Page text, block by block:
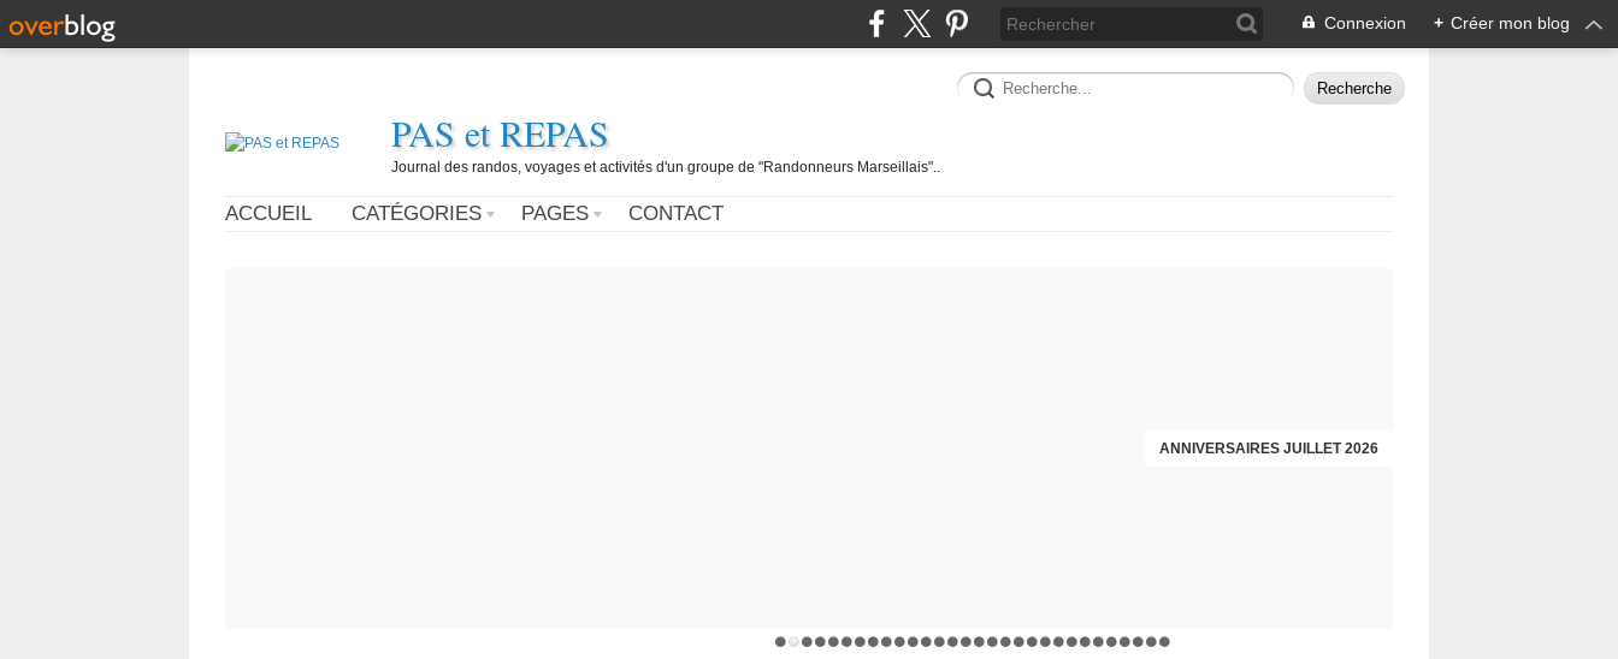
Connexion + Créer mon blog
PAS et REPAS
Journal des randos, voyages et activités d'un groupe de "Randonneurs Marseillais"..
ACCUEIL CATÉGORIES PAGES CONTACT
ANNIVERSAIRES JUILLET 2026